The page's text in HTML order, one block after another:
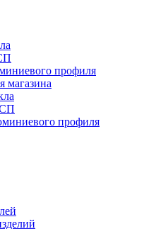
профиля
магазина
профиля